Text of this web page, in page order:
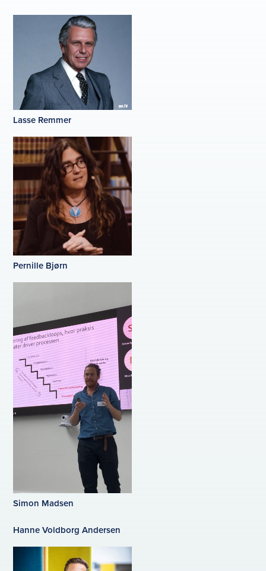
Lasse Remmer
Pernille Bjørn
Simon Madsen
Hanne Voldborg Andersen